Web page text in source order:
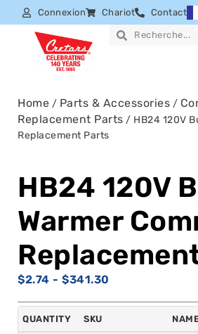
Connexion Chariot Contact
Home / Parts & Accessories /
Replacement Parts / HB24 120V
Replacement Parts
HB24 120V
Warmer
$2.74 - $341.30
QUANTITY SKU